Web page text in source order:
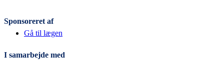
Gå til lægen
Sponsoreret af
I samarbejde med